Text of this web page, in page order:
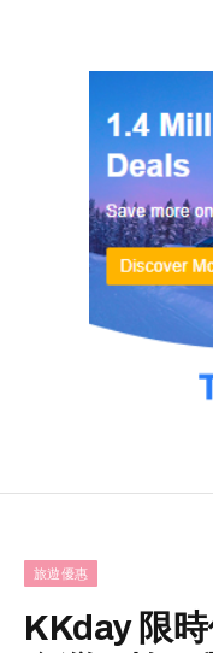
旅遊優惠
KKday 限時